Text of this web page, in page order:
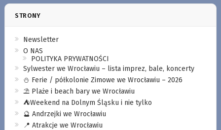
STRONY
Newsletter
O NAS
POLITYKA PRYWATNOŚCI
Sylwester we Wrocławiu – lista imprez, bale, koncerty
⛄️ Ferie / półkolonie Zimowe we Wrocławiu – 2026
⛱️ Plaże i beach bary we Wrocławiu
⛺️Weekend na Dolnym Śląsku i nie tylko
🔮 Andrzejki we Wrocławiu
📍 Atrakcje we Wrocławiu